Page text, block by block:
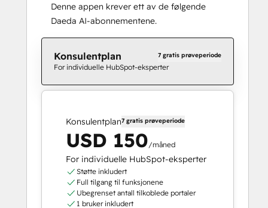
Denne appen krever ett av de følgende
Daeda AI-abonnementene.
Konsulentplan 7 gratis prøveperiode
For individuelle HubSpot-eksperter
Konsulentplan7 gratis prøveperiode
USD 150/måned
For individuelle HubSpot-eksperter
Støtte inkludert
Full tilgang til funksjonene
Ubegrenset antall tilkoblede portaler
1 bruker inkludert